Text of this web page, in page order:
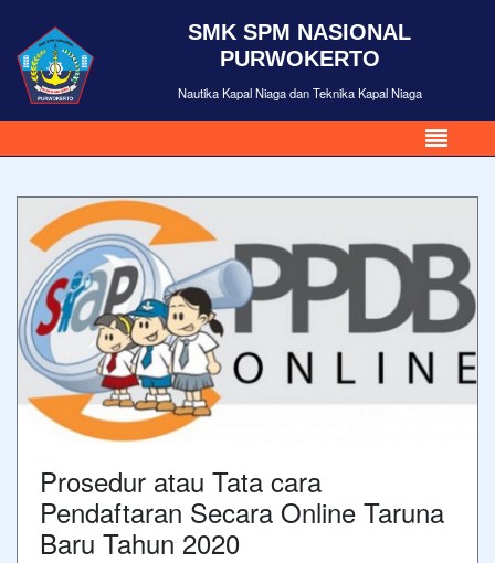
SMK SPM NASIONAL
PURWOKERTO
Nautika Kapal Niaga dan Teknika Kapal Niaga
Prosedur atau Tata cara
Pendaftaran Secara Online Taruna
Baru Tahun 2020